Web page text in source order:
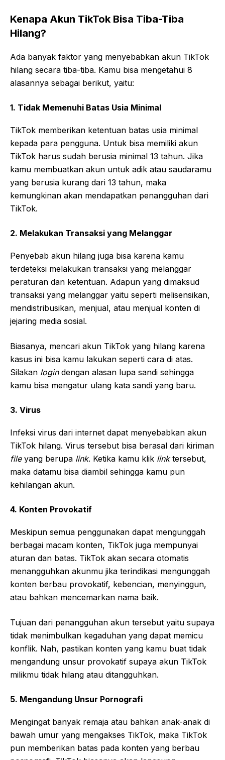
Kenapa Akun TikTok Bisa Tiba-Tiba
Hilang?
Ada banyak faktor yang menyebabkan akun TikTok
hilang secara tiba-tiba. Kamu bisa mengetahui 8
alasannya sebagai berikut, yaitu:
1. Tidak Memenuhi Batas Usia Minimal
TikTok memberikan ketentuan batas usia minimal
kepada para pengguna. Untuk bisa memiliki akun
TikTok harus sudah berusia minimal 13 tahun. Jika
kamu membuatkan akun untuk adik atau saudaramu
yang berusia kurang dari 13 tahun, maka
kemungkinan akan mendapatkan penangguhan dari
TikTok.
2. Melakukan Transaksi yang Melanggar
Penyebab akun hilang juga bisa karena kamu
terdeteksi melakukan transaksi yang melanggar
peraturan dan ketentuan. Adapun yang dimaksud
transaksi yang melanggar yaitu seperti melisensikan,
mendistribusikan, menjual, atau menjual konten di
jejaring media sosial.
Biasanya, mencari akun TikTok yang hilang karena
kasus ini bisa kamu lakukan seperti cara di atas.
Silakan login dengan alasan lupa sandi sehingga
kamu bisa mengatur ulang kata sandi yang baru.
3. Virus
Infeksi virus dari internet dapat menyebabkan akun
TikTok hilang. Virus tersebut bisa berasal dari kiriman
fileyang berupa link. Ketika kamu klik linktersebut,
maka datamu bisa diambil sehingga kamu pun
kehilangan akun.
4. Konten Provokatif
Meskipun semua penggunakan dapat mengunggah
berbagai macam konten, TikTok juga mempunyai
aturan dan batas. TikTok akan secara otomatis
menangguhkan akunmu jika terindikasi mengunggah
konten berbau provokatif, kebencian, menyinggun,
atau bahkan mencemarkan nama baik.
Tujuan dari penangguhan akun tersebut yaitu supaya
tidak menimbulkan kegaduhan yang dapat memicu
konflik. Nah, pastikan konten yang kamu buat tidak
mengandung unsur provokatif supaya akun TikTok
milikmu tidak hilang atau ditangguhkan.
5. Mengandung Unsur Pornografi
Mengingat banyak remaja atau bahkan anak-anak di
bawah umur yang mengakses TikTok, maka TikTok
pun memberikan batas pada konten yang berbau